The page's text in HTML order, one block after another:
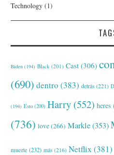
Technology (1)
Biden (194) Black (201) Cast (306)
(690) dentro (383) detrás (221)
(194) Esto (200) Harry (552) heres
(736) love(266) Markle(353)
muerte (232) más (216) Netflix (381)